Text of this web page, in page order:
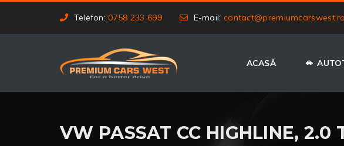
Telefon:0758 233 699 E-mail: contact@premiumcarswest.ro
ACASĂ
VW PASSAT CC HIGHLINE, 2.0